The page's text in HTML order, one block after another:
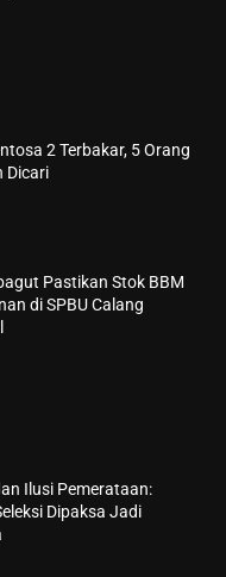
2 Terbakar, 5 Orang
Dicari
Pastikan Stok BBM
di SPBU Calang
Ilusi Pemerataan:
Dipaksa Jadi